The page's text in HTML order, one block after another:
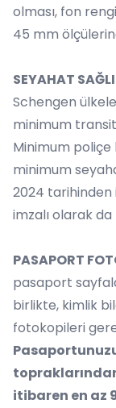
olması, fon
45 mm
SEYAHAT
Schengen
minimum transit
Minimum poliçe
minimum
2024 tarihinden
imzalı olarak
PASAPORT
pasaport
birlikte, kimlik
fotokopileri
itibaren en az